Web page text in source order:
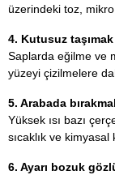
üzerindeki toz, mikro
4. Kutusuz
Saplarda eğilme ve
yüzeyi çizilmelere
5. Arabada
Yüksek ısı bazı
sıcaklık ve kimyasal
6. Ayarı bozuk